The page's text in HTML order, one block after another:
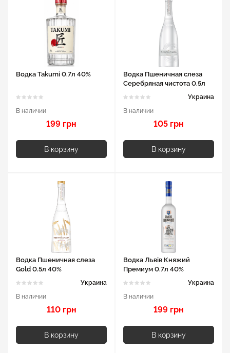
Водка Takumi 0.7л 40%
В наличии
199 грн
В корзину
Водка Пшеничная слеза
Серебряная чистота 0.5л
Украина
В наличии
105 грн
В корзину
Водка Пшеничная слеза
Gold 0.5л 40%
Украина
В наличии
110 грн
В корзину
Водка Львів Княжий
Премиум 0.7л 40%
Украина
В наличии
199 грн
В корзину